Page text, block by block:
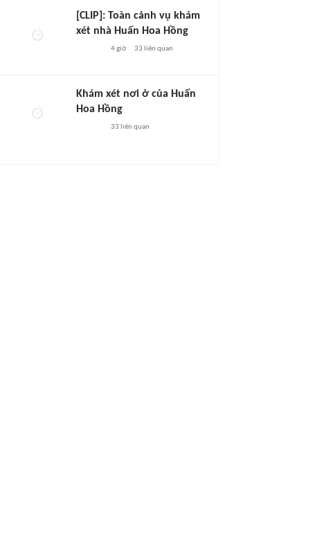
[CLIP]: Toàn cảnh vụ khám
xét nhà Huấn Hoa Hồng
4 giờ 33 liên quan
Khám xét nơi ở của Huấn
Hoa Hồng
33 liên quan